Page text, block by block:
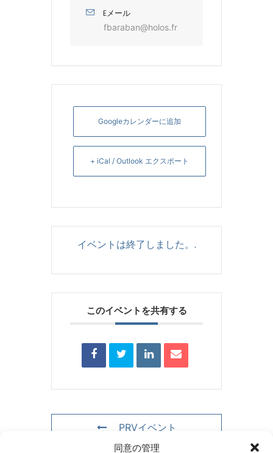
同意の管理
Eメール
fbaraban@holos.fr
Googleカレンダーに追加
+ iCal / Outlook エクスポート
イベントは終了しました。.
このイベントを共有する
PRVイベント